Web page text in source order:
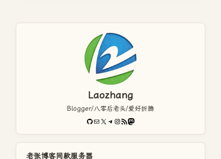
Laozhang
Blogger/八零后老头/爱好折腾
GitHub
电子邮件X Telegram
Instagram
RSS FeedMastodon
老张博客同款服务器